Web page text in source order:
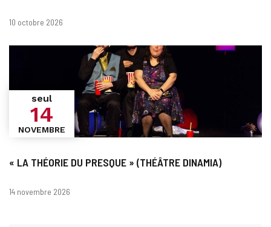
Dates
10 octobre 2026
« LA THÉORIE DU PRESQUE » (THÉÂTRE DINAMIA)
seul
14
NOVEMBRE
Dates
14 novembre 2026